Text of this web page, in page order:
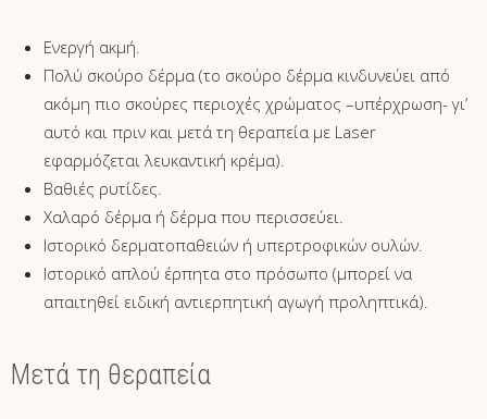
Ενεργή ακμή.
Πολύ σκούρο δέρμα (το σκούρο δέρμα κινδυνεύει από
ακόμη πιο σκούρες περιοχές χρώματος –υπέρχρωση- γι’
αυτό και πριν και μετά τη θεραπεία με Laser
εφαρμόζεται λευκαντική κρέμα).
Βαθιές ρυτίδες.
Χαλαρό δέρμα ή δέρμα που περισσεύει.
Ιστορικό δερματοπαθειών ή υπερτροφικών ουλών.
Ιστορικό απλού έρπητα στο πρόσωπο (μπορεί να
απαιτηθεί ειδική αντιερπητική αγωγή προληπτικά).
Μετά τη θεραπεία